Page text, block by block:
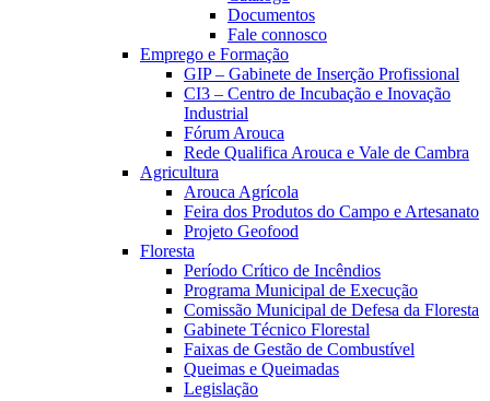
Documentos
Fale connosco
Emprego e Formação
GIP – Gabinete de Inserção Profissional
CI3 – Centro de Incubação e Inovação
Industrial
Fórum Arouca
Rede Qualifica Arouca e Vale de Cambra
Agricultura
Arouca Agrícola
Feira dos Produtos do Campo e Artesanato
Projeto Geofood
Floresta
Período Crítico de Incêndios
Programa Municipal de Execução
Comissão Municipal de Defesa da Floresta
Gabinete Técnico Florestal
Faixas de Gestão de Combustível
Queimas e Queimadas
Legislação